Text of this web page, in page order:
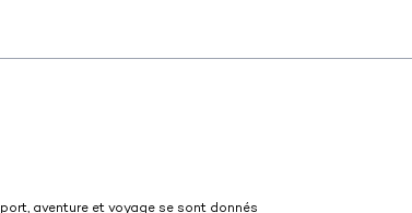
aventure et voyage se sont donnés